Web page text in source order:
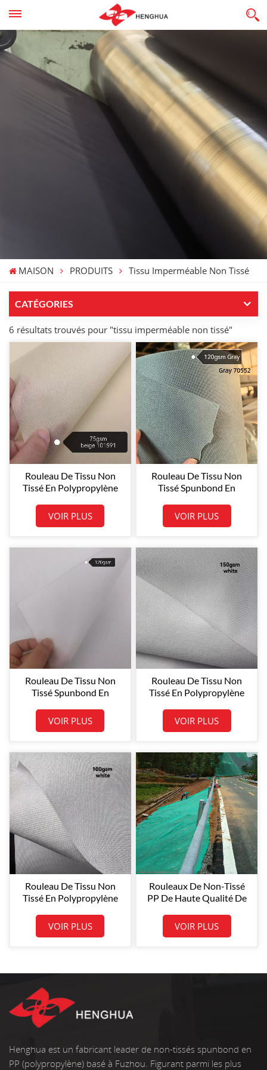
MAISON PRODUITS Tissu Imperméable Non Tissé
CATÉGORIES
6 résultats trouvés pour "tissu imperméable non tissé"
Rouleau De Tissu Non
Tissé En Polypropylène
Réf. 101591
VOIR PLUS
Rouleau De Tissu Non
Tissé Spunbond En
G/m² (SBPP) - Vente En
Gros
VOIR PLUS
Rouleau De Tissu Non
Tissé Spunbond En
120 G/m², Dimensions
Personnalisées, Vente
VOIR PLUS
Rouleau De Tissu Non
Tissé En Polypropylène
G/m², Dimensions
Personnalisées, Vente
VOIR PLUS
Rouleau De Tissu Non
Tissé En Polypropylène
G/m² Pour Usage Général
VOIR PLUS
Rouleaux De Non-Tissé
PP De Haute Qualité De
Tissés En Polypropylène
Filé-Lié, Ruban Adhésif
VOIR PLUS
Henghua est un fabricant leader de non-tissés spunbond en
PP (polypropylène) basé à Fuzhou. Figurant parmi les plus